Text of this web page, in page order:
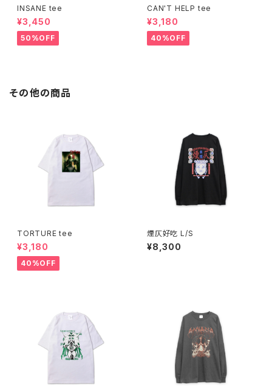
INSANE tee
¥3,450
50%OFF
CAN'T HELP tee
¥3,180
40%OFF
その他の商品
TORTURE tee
¥3,180
40%OFF
煙仄好吃 L/S
¥8,300